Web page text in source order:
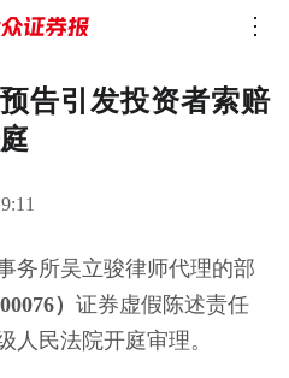
告引发投资者索赔
务所吴立骏律师代理的部
） 证券虚假陈述责任
人民法院开庭审理。